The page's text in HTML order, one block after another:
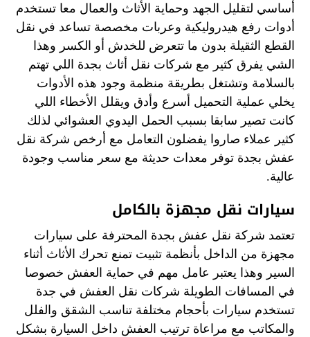
أساسي لتقليل الجهد وحماية الأثاث والعمال معا تستخدم
أدوات رفع هيدروليكية وعربات مخصصة تساعد في نقل
القطع الثقيلة بدون ما تتعرض للخدش أو الكسر وهذا
الشي يفرق كثير مع شركات نقل أثاث بجدة اللي تهتم
بالسلامة وتشتغل بطريقة منظمة وجود هذه الأدوات
يخلي عملية التحميل أسرع وأدق ويقلل الأخطاء اللي
كانت تصير سابقا بسبب الحمل اليدوي العشوائي لذلك
كثير عملاء صاروا يفضلون التعامل مع أرخص شركة نقل
عفش بجدة توفر معدات حديثة مع سعر مناسب وجودة
عالية.
سيارات نقل مجهزة بالكامل
تعتمد شركة نقل عفش بجدة المحترفة على سيارات
مجهزة من الداخل بأنظمة تثبيت تمنع تحرك الأثاث أثناء
السير وهذا يعتبر عامل مهم في حماية العفش خصوصا
في المسافات الطويلة شركات نقل العفش في جدة
تستخدم سيارات بأحجام مختلفة تناسب الشقق والفلل
والمكاتب مع مراعاة ترتيب العفش داخل السيارة بشكل